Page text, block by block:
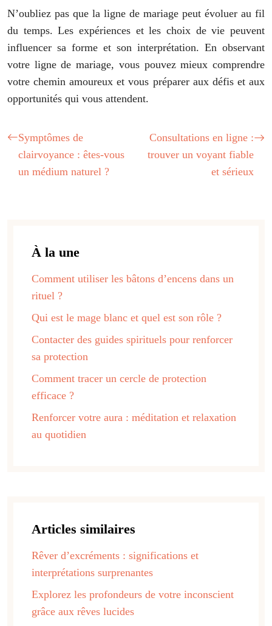
N’oubliez pas que la ligne de mariage peut évoluer au fil
du temps. Les expériences et les choix de vie peuvent
influencer sa forme et son interprétation. En observant
votre ligne de mariage, vous pouvez mieux comprendre
votre chemin amoureux et vous préparer aux défis et aux
opportunités qui vous attendent.
Symptômes de
clairvoyance : êtes-vous
un médium naturel ?
Consultations en ligne :
trouver un voyant fiable
et sérieux
À la une
Comment utiliser les bâtons d’encens dans un
rituel ?
Qui est le mage blanc et quel est son rôle ?
Contacter des guides spirituels pour renforcer
sa protection
Comment tracer un cercle de protection
efficace ?
Renforcer votre aura : méditation et relaxation
au quotidien
Articles similaires
Rêver d’excréments : significations et
interprétations surprenantes
Explorez les profondeurs de votre inconscient
grâce aux rêves lucides